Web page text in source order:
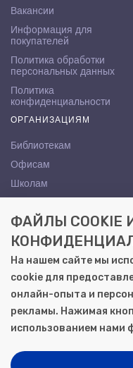
Вакансии
Информация для
покупателей
Политика обработки
персональных данных
Политика
конфиденциальности
ОРГАНИЗАЦИЯМ
Библиотекам
Офисам
Школам
КОНТАКТЫ
Саратов, ул. Осипова,
+7 (8452) 72-65-65
gemera@moya-kniga.ru
Моя книга | Сеть книжных
ФАЙЛЫ COOKIE
На нашем сайте мы
cookie для
онлайн-опыта и
рекламы. Нажимая
использованием нами